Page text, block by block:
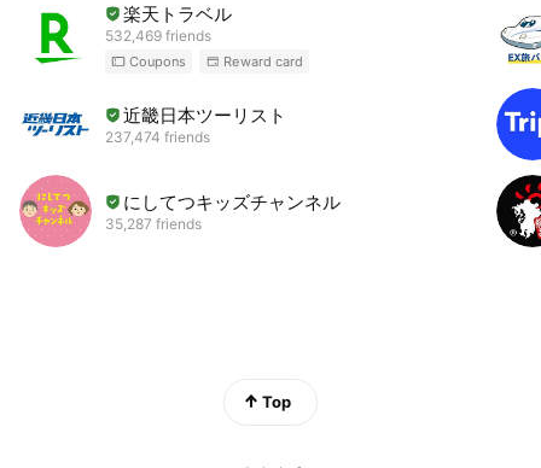
楽天トラベル
532,469 friends
Coupons Reward card
近畿日本ツーリスト
237,474 friends
にしてつキッズチャンネル
35,287 friends
Top